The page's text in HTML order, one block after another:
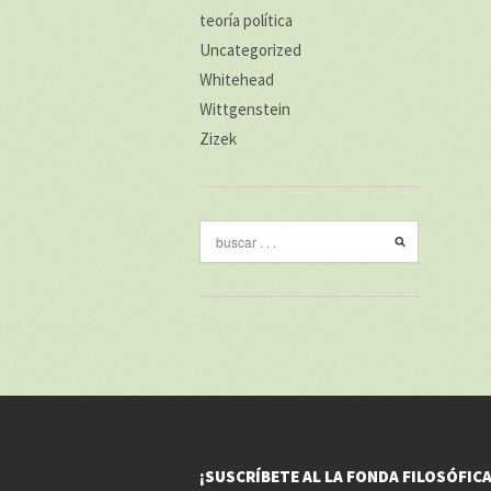
teoría política
Uncategorized
Whitehead
Wittgenstein
Zizek
¡SUSCRÍBETE AL LA FONDA